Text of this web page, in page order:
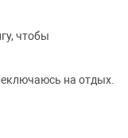
чтобы
на отдых.